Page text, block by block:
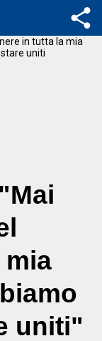
mia
uniti"